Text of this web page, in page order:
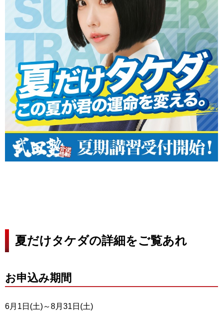
夏だけタケダの詳細をご覧あれ
お申込み期間
6月1日(土)～8月31日(土)